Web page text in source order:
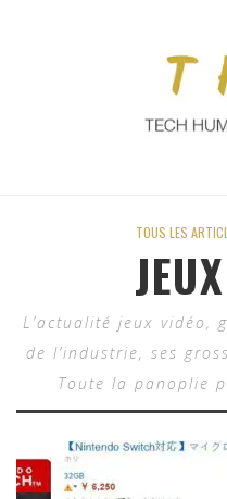
TOUS LES
L’actualité jeux vidéo,
de l’industrie, ses
Toute la panoplie